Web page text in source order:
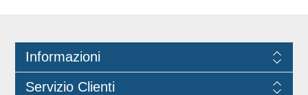
Informazioni
Servizio Clienti